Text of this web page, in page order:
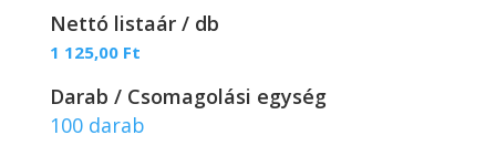
Nettó listaár / db
1 125,00 Ft
Darab / Csomagolási egység
100 darab